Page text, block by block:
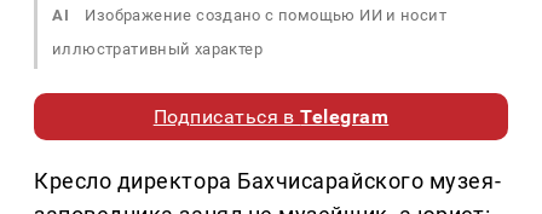
AI
Изображение создано с помощью ИИ и носит
иллюстративный характер
Подписаться вTelegram
Кресло директора Бахчисарайского музея-